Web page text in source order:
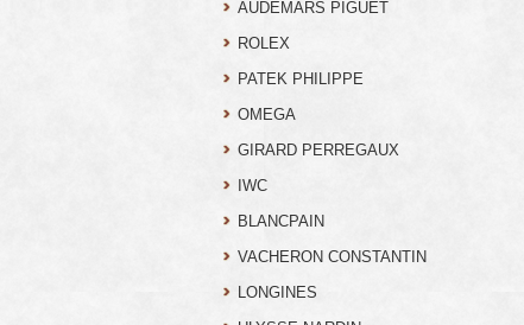
AUDEMARS PIGUET
ROLEX
PATEK PHILIPPE
OMEGA
GIRARD PERREGAUX
IWC
BLANCPAIN
VACHERON CONSTANTIN
LONGINES